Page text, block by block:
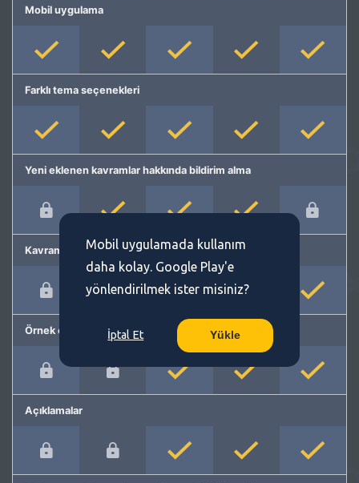
Mobil uygulama
Farklı tema seçenekleri
Yeni eklenen kavramlar hakkında bildirim alma
Kavram önerme
Örnek cümleler
Açıklamalar
Mobil uygulamada kullanım
daha kolay. Google Play'e
yönlendirilmek ister misiniz?
İptal Et Yükle